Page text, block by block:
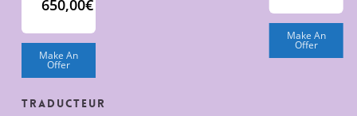
initial
était :
800,00€.
650,00€
prix
actuel
est :
Make An
Offer
Make An
Offer
Traducteur